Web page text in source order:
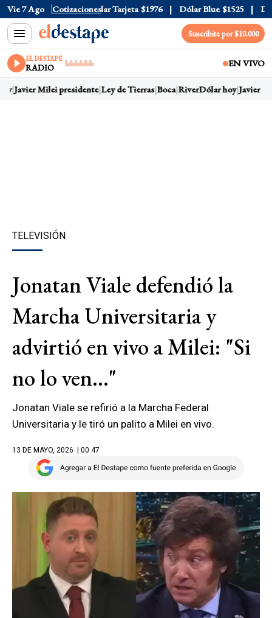
Vie 7 Ago Cotizaciones
Oficial $1520 Dólar Tarjeta $1976 Dólar Blue $1525
Suscribite por $10.000
EL DESTAPE
RADIO EN VIVO
Javier Milei presidente Ley de Tierras Boca RiverDólar hoy Javier
TELEVISIÓN
Jonatan Viale defendió la
Marcha Universitaria y
advirtió en vivo a Milei: "Si
no lo ven..."
Jonatan Viale se refirió a la Marcha Federal
Universitaria y le tiró un palito a Milei en vivo.
13 DE MAYO, 2026 | 00.47